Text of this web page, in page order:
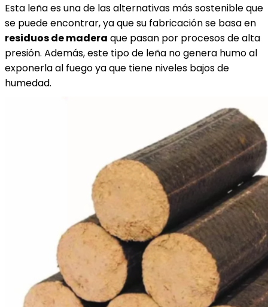
Esta leña es una de las alternativas más sostenible que
se puede encontrar, ya que su fabricación se basa en
residuos de madera que pasan por procesos de alta
presión. Además, este tipo de leña no genera humo al
exponerla al fuego ya que tiene niveles bajos de
humedad.